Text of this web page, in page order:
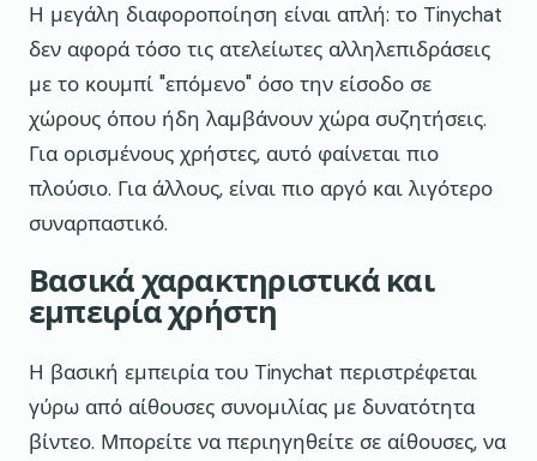
Η μεγάλη διαφοροποίηση είναι απλή: το Tinychat
δεν αφορά τόσο τις ατελείωτες αλληλεπιδράσεις
με το κουμπί "επόμενο" όσο την είσοδο σε
χώρους όπου ήδη λαμβάνουν χώρα συζητήσεις.
Για ορισμένους χρήστες, αυτό φαίνεται πιο
πλούσιο. Για άλλους, είναι πιο αργό και λιγότερο
συναρπαστικό.
Βασικά χαρακτηριστικά και
εμπειρία χρήστη
Η βασική εμπειρία του Tinychat περιστρέφεται
γύρω από αίθουσες συνομιλίας με δυνατότητα
βίντεο. Μπορείτε να περιηγηθείτε σε αίθουσες, να